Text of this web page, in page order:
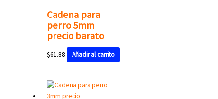
Cadena para
perro 5mm
precio barato
$61.88 Añadir al carrito